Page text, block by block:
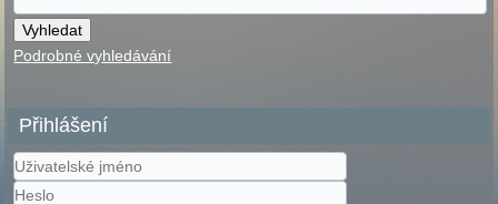
Podrobné vyhledávání
Přihlášení
Uživatelské